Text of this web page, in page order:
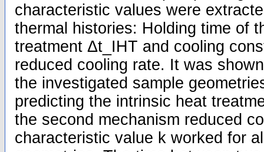
characteristic values were
thermal histories: Holding time of
treatment Δt_IHT and cooling
reduced cooling rate. It was
the investigated sample
predicting the intrinsic heat
the second mechanism reduced
characteristic value k worked for